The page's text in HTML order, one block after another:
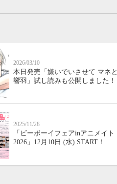
2026/03/10
本日発売「嫌いでいさせて マネと
響羽」試し読みも公開しました！
2025/11/28
「ビーボーイフェアinアニメイト
2026」12月10日 (水) START！